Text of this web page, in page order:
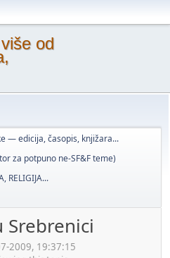
od
— edicija, časopis, knjižara...
za potpuno ne-SF&F teme)
RELIGIJA...
Srebrenici
2009, 19:37:15